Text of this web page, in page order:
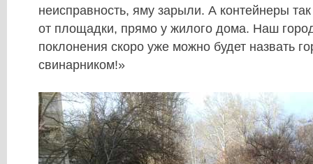
неисправность, яму зарыли. А контейнеры так
от площадки, прямо у жилого дома. Наш
поклонения скоро уже можно будет назвать
свинарником!»